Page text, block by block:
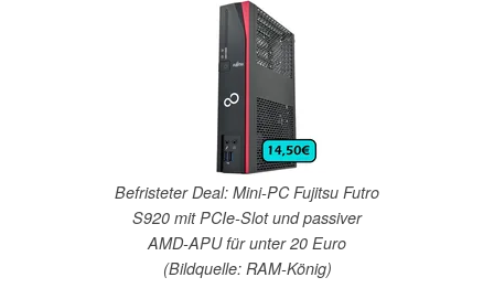
Befristeter Deal: Mini-PC Fujitsu Futro
S920 mit PCIe-Slot und passiver
AMD-APU für unter 20 Euro
(Bildquelle: RAM-König)